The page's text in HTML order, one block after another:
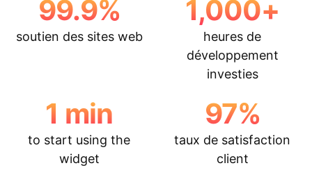
99.9%
soutien des sites web
1,000+
heures de
développement
investies
1 min
to start using the
widget
97%
taux de satisfaction
client